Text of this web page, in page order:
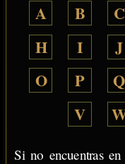
A B C
H
I J
O
P Q
V
Si no encuentras